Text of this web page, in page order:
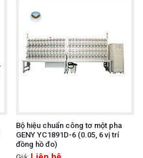
Bộ hiệu chuẩn công tơ một pha
GENY YC1891D-6 (0.05, 6 vị trí
đồng hồ đo)